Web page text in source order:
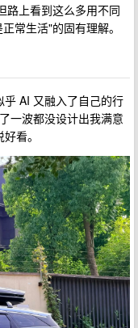
路上看到这么多用不同
常生活"的固有理解。
AI 又融入了自己的行
一波都没设计出我满意
看。